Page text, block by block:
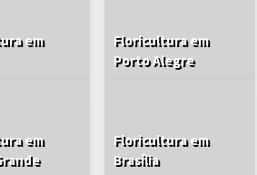
em
Floricultura em
Porto Alegre
em
Floricultura em
Brasília